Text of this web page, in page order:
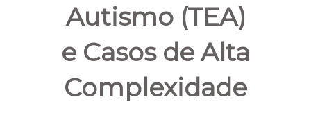
Autismo (TEA)
e Casos de Alta
Complexidade